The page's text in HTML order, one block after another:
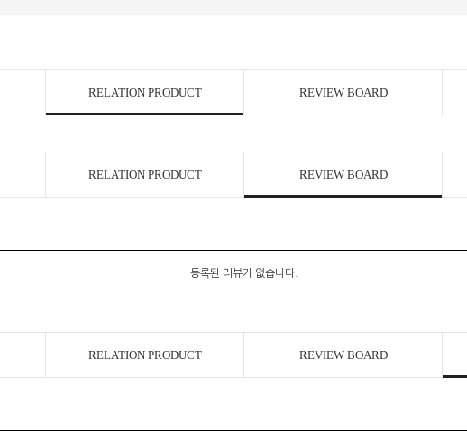
RELATION PRODUCT REVIEW BOARD
RELATION PRODUCT REVIEW BOARD
등록된 리뷰가 없습니다.
RELATION PRODUCT REVIEW BOARD